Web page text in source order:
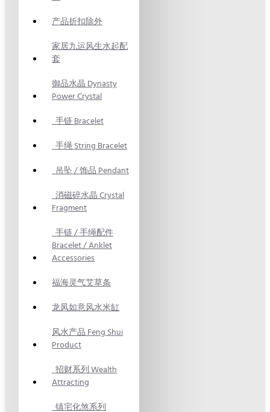
产品折扣除外
家居九运风生水起配
套
御品水晶 Dynasty
Power Crystal
手链 Bracelet
手绳 String Bracelet
吊坠 / 饰品 Pendant
消磁碎水晶 Crystal
Fragment
手链 / 手绳配件
Bracelet / Anklet
Accessories
福海灵气艾草条
龙凤如意风水米缸
风水产品 Feng Shui
Product
招财系列 Wealth
Attracting
镇宅化煞系列